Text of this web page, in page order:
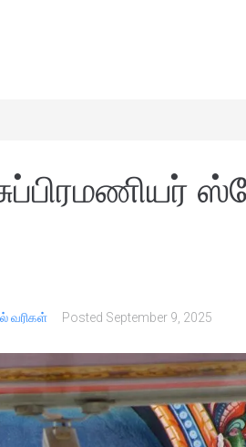
வரிகள் Posted September 9, 2025